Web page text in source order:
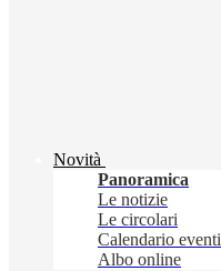
Novità
Panoramica
Le notizie
Le circolari
Calendario eventi
Albo online